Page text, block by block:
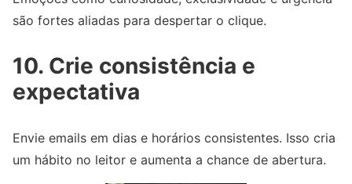
são fortes aliadas para despertar o clique.
10. Crie consistência e
expectativa
Envie emails em dias e horários consistentes. Isso cria
um hábito no leitor e aumenta a chance de abertura.